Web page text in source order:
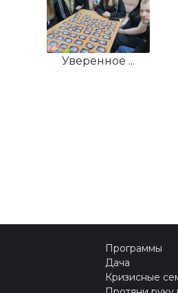
Уверенное ...
Программы
Дача
Кризисные